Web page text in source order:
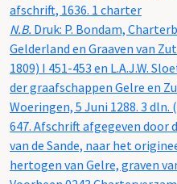
afschrift, 1636. 1 charter
N.B. Druk: P. Bondam,
Gelderland en Graaven van
1809) I 451-453 en L.A.J.W.
der graafschappen Gelre en
Woeringen, 5 Juni 1288. 3 dln.
647. Afschrift afgegeven door
van de Sande, naar het
hertogen van Gelre, graven